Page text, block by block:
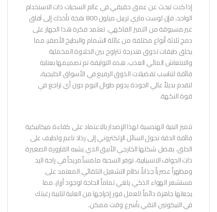
إذا كنت تبحث عن عمق حقيقي في عالم السحبات ذات الاستخدام
الواحد، فإن لوست ماري تريبل ميلون 800 نفخة تأخذك إلى آفاق
غير مسبوقة من التميز الفاكهي. تعتمد فكرة هذا الجهاز على
دمج ثلاثة أنواع مختلفة من عائلة الشمام والبطيخ الأصفر، مما
يخلق طبقات تذوق متدرجة تتراوح بين الحلاوة المخملية
والانتعاش المائي العذب. هذه التوليفة تم تصميمها بعناية
فائقة لتناسب تفضيلات الذوق الرفيع في الأسواق الخليجية،
لتقدم بديلاً عالي الجودة يدوم طوال اليوم دون أي تراجع في
قوة النكهة.
تتميز البنية الهندسية لهذا الإصدار بالاعتماد على كفاءة ميكانيكية
فائقة الدقة تحول السائل الإلكتروني إلى رذاذ ناعم ولطيف على
الحلق. بفضل شكلها الخارجي الأنيق الذي يشبه القارورة الصغيرة
ذات الحواف الانسيابية، توفر السحبة ملمساً مريحاً في راحة اليد
ومظهراً عصرياً جذاباً. نظام التشغيل التلقائي المعتمد على
مستشعر الهواء الذكي يلغي تماماً الحاجة لوجود أزرار، مما
يجعلها جاهزة دائماً للعمل فور إخراجها من العلبة لتلبية رغبتك
في النيكوتين النقي بأسرع وقت ممكن.